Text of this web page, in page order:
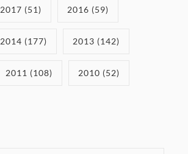
2017 (51) 2016 (59)
2014 (177) 2013 (142)
2011 (108) 2010 (52)